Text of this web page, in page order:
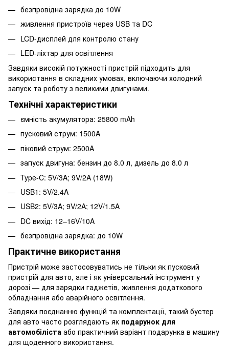
безпровідна зарядка до 10W
живлення пристроїв через USB та DC
LCD-дисплей для контролю стану
LED-ліхтар для освітлення
Завдяки високій потужності пристрій підходить для
використання в складних умовах, включаючи холодний
запуск та роботу з великими двигунами.
Технічні характеристики
ємність акумулятора: 25800 mAh
пусковий струм: 1500A
піковий струм: 2500A
запуск двигуна: бензин до 8.0 л, дизель до 8.0 л
Type-C: 5V/3A; 9V/2A (18W)
USB1: 5V/2.4A
USB2: 5V/3A; 9V/2A; 12V/1.5A
DC вихід: 12–16V/10A
безпровідна зарядка: до 10W
Практичне використання
Пристрій може застосовуватись не тільки як пусковий
пристрій для авто, але і як універсальний інструмент у
дорозі — для зарядки гаджетів, живлення додаткового
обладнання або аварійного освітлення.
Завдяки поєднанню функцій та комплектації, такий бустер
для авто часто розглядають як подарунок для
автомобіліста або практичний варіант подарунка в машину
для щоденного використання.